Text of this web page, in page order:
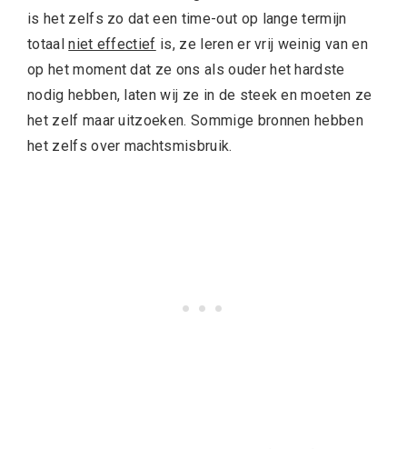
is het zelfs zo dat een time-out op lange termijn
totaalniet effectief is, ze leren er vrij weinig van en
op het moment dat ze ons als ouder het hardste
nodig hebben, laten wij ze in de steek en moeten ze
het zelf maar uitzoeken. Sommige bronnen hebben
het zelfs over machtsmisbruik.